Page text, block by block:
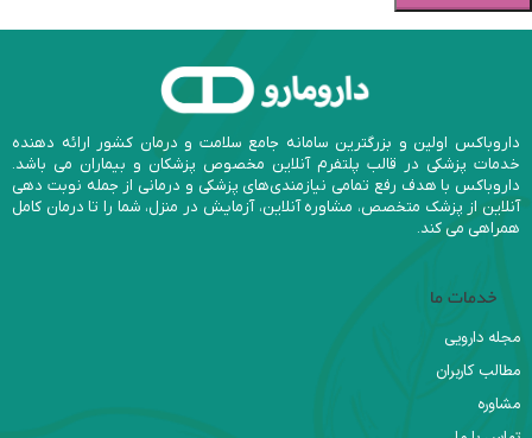
داروباکس اولین و بزرگترین سامانه جامع سلامت و درمان کشور ارائه دهنده
خدمات پزشکی در قالب پلتفرم آنلاین مخصوص پزشکان و بیماران می باشد.
داروباکس با هدف رفع تمامی نیازمندی‌های پزشکی و درمانی از جمله نوبت دهی
آنلاین از پزشک متخصص، مشاوره آنلاین، آزمایش در منزل، شما را تا درمان کامل
همراهی می کند.
خدمات ما
مجله دارویی
مطالب کاربران
مشاوره